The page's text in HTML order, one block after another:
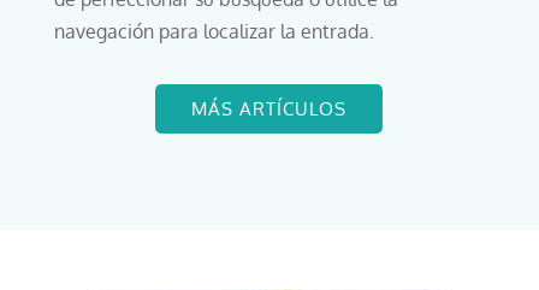
navegación para localizar la entrada.
MÁS ARTÍCULOS